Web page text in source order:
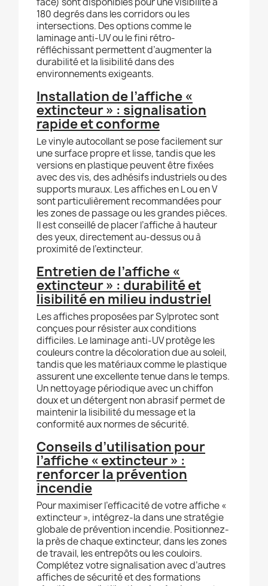
180 degrés dans les corridors ou les
intersections. Des options comme le
laminage anti-UV ou le fini rétro-
réfléchissant permettent d’augmenter la
durabilité et la lisibilité dans des
environnements exigeants.
Installation de l’affiche «
extincteur » : signalisation
rapide et conforme
Le vinyle autocollant se pose facilement sur
une surface propre et lisse, tandis que les
versions en plastique peuvent être fixées
avec des vis, des adhésifs industriels ou des
supports muraux. Les affiches en L ou en V
sont particulièrement recommandées pour
les zones de passage ou les grandes pièces.
Il est conseillé de placer l’affiche à hauteur
des yeux, directement au-dessus ou à
proximité de l’extincteur.
Entretien de l’affiche «
extincteur » : durabilité et
lisibilité en milieu industriel
Les affiches proposées par Sylprotec sont
conçues pour résister aux conditions
difficiles. Le laminage anti-UV protège les
couleurs contre la décoloration due au soleil,
tandis que les matériaux comme le plastique
assurent une excellente tenue dans le temps.
Un nettoyage périodique avec un chiffon
doux et un détergent non abrasif permet de
maintenir la lisibilité du message et la
conformité aux normes de sécurité.
Conseils d’utilisation pour
l’affiche « extincteur » :
renforcer la prévention
incendie
Pour maximiser l’efficacité de votre affiche «
extincteur », intégrez-la dans une stratégie
globale de prévention incendie. Positionnez-
la près de chaque extincteur, dans les zones
de travail, les entrepôts ou les couloirs.
Complétez votre signalisation avec d’autres
affiches de sécurité et des formations